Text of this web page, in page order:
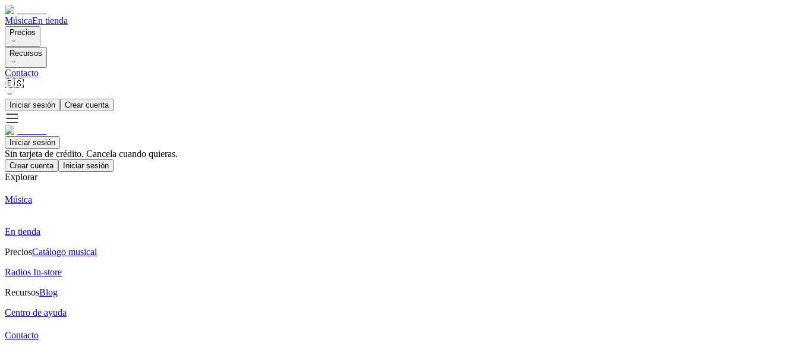
MúsicaEn tienda
Precios
Recursos
Contacto
🇪🇸
Iniciar sesión Crear cuenta
Iniciar sesión
Sin tarjeta de crédito. Cancela cuando quieras.
Crear cuenta Iniciar sesión
Explorar
Música
En tienda
PreciosCatálogo musical
Radios In-store
RecursosBlog
Centro de ayuda
Contacto